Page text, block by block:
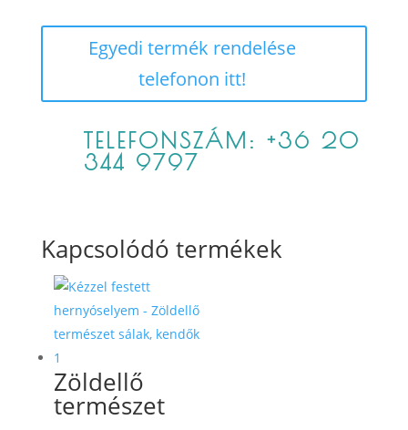
Egyedi termék rendelése
telefonon itt!
TELEFONSZÁM: +36 20
344 9797
Kapcsolódó termékek
Zöldellő
természet